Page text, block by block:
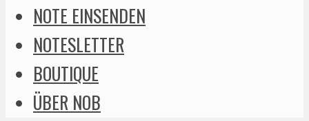
NOTE EINSENDEN
NOTESLETTER
BOUTIQUE
ÜBER NOB